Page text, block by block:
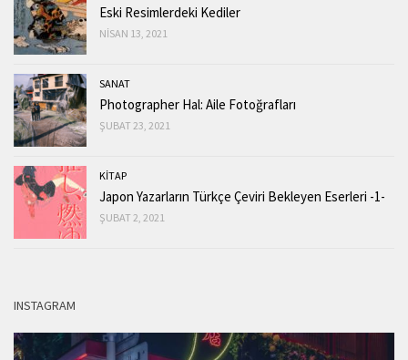
Eski Resimlerdeki Kediler
NISAN 13, 2021
SANAT
Photographer Hal: Aile Fotoğrafları
ŞUBAT 23, 2021
KİTAP
Japon Yazarların Türkçe Çeviri Bekleyen Eserleri -1-
ŞUBAT 2, 2021
INSTAGRAM